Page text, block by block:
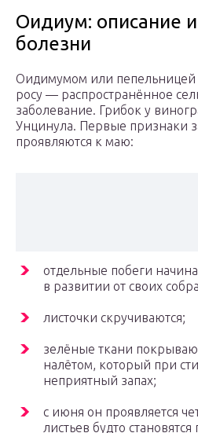
Оидиум: описание
болезни
Оидимумом или пепельницей
росу — распространённое
заболевание. Грибок у
Унцинула. Первые признаки
проявляются к маю:
отдельные побеги
в развитии от своих
листочки скручиваются;
зелёные ткани
налётом, который при
неприятный запах;
с июня он проявляется
листьев будто